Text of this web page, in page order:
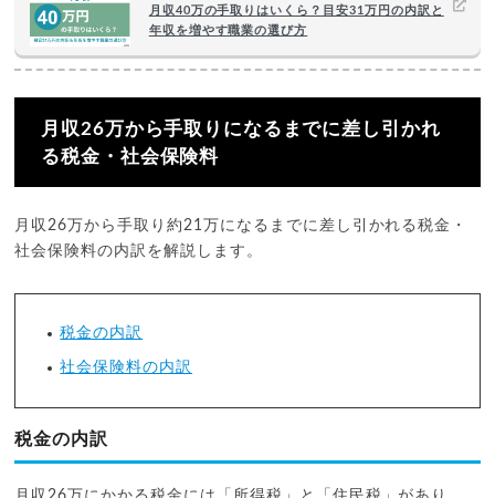
月収40万の手取りはいくら？目安31万円の内訳と
年収を増やす職業の選び方
月収26万から手取りになるまでに差し引かれ
る税金・社会保険料
月収26万から手取り約21万になるまでに差し引かれる税金・
社会保険料の内訳を解説します。
税金の内訳
社会保険料の内訳
税金の内訳